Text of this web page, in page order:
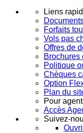
Liens
Forfaits
Vols pas
Offres de
Brochures
Politique
Chèques
Option
Plan du
Pour
Accès
Suivez-